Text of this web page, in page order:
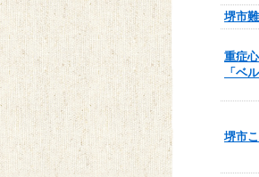
堺市
重症
「ベ
堺市